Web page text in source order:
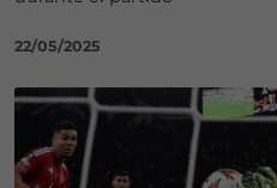
22/05/2025